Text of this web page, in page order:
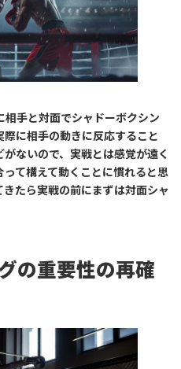
手と対面でシャドーボクシン
に相手の動きに反応すること
ないので、実戦とは感覚が遠く
て構えて動くことに慣れると思
たら実戦の前にまずは対面シャ
の重要性の再確